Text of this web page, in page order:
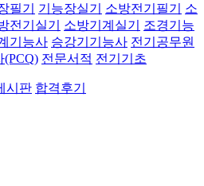
필기 기능장실기 소방전기필기
소
전기실기 소방기계실기
조경기능
기능사 승강기기능사 전기공무원
(PCQ) 전문서적 전기기초
시판 합격후기